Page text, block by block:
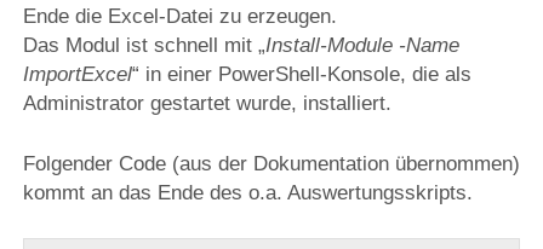
Ende die Excel-Datei zu erzeugen.
Das Modul ist schnell mit „Install-Module -Name
ImportExcel“ in einer PowerShell-Konsole, die als
Administrator gestartet wurde, installiert.
Folgender Code (aus der Dokumentation übernommen)
kommt an das Ende des o.a. Auswertungsskripts.